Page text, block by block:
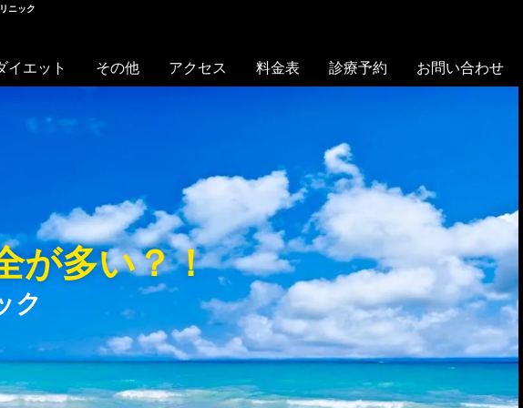
ニック
イエット その他 アクセス 料金表 診療予約 お問い合わせ
が多い？！
ク